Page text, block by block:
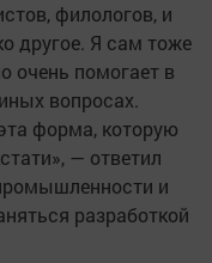
филологов, и
другое. Я сам тоже
очень помогает в
вопросах.
форма, которую
— ответил
и
разработкой